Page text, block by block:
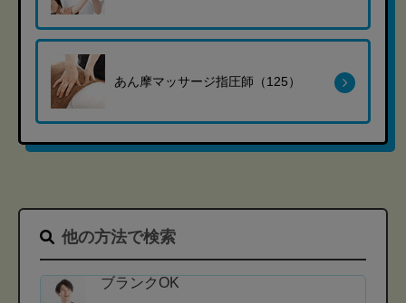
あん摩マッサージ指圧師（125）
他の方法で検索
ブランクOK